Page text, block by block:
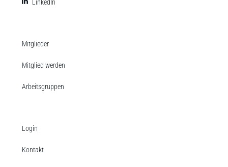
LinkedIn
Mitglieder
Mitglied werden
Arbeitsgruppen
Login
Kontakt